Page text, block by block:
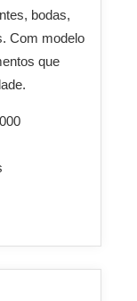
bodas,
Com modelo
que